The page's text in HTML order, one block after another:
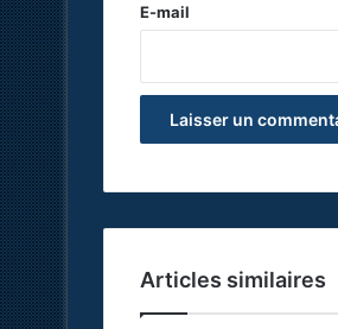
e
E-mail
Articles similaires